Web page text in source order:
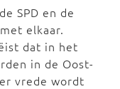
SPD en de
elkaar.
dat in het
in de Oost-
vrede wordt